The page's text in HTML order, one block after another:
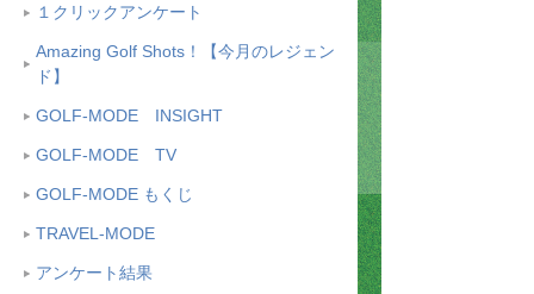
１クリックアンケート
Amazing Golf Shots！【今月のレジェン
ド】
GOLF-MODE INSIGHT
GOLF-MODE TV
GOLF-MODE もくじ
TRAVEL-MODE
アンケート結果